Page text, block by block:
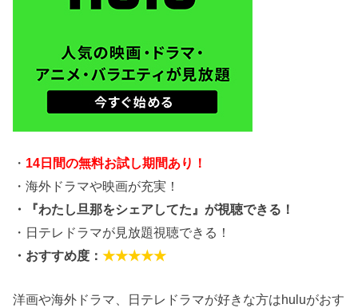
・ 14日間の無料お試し期間あり！
・海外ドラマや映画が充実！
・『わたし旦那をシェアしてた』が視聴できる！
・日テレドラマが見放題視聴できる！
・おすすめ度：★★★★★
洋画や海外ドラマ、日テレドラマが好きな方はhuluがおす